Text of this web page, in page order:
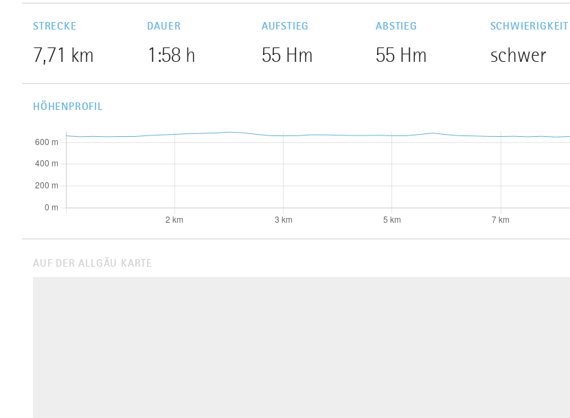
STRECKE
7,71 km
DAUER
1:58 h
AUFSTIEG
55 Hm
ABSTIEG
55 Hm
SCHWIERIGKEIT
schwer
HÖHENPROFIL
AUF DER ALLGÄU KARTE